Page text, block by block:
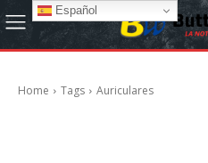
Home Tags Auriculares
Español